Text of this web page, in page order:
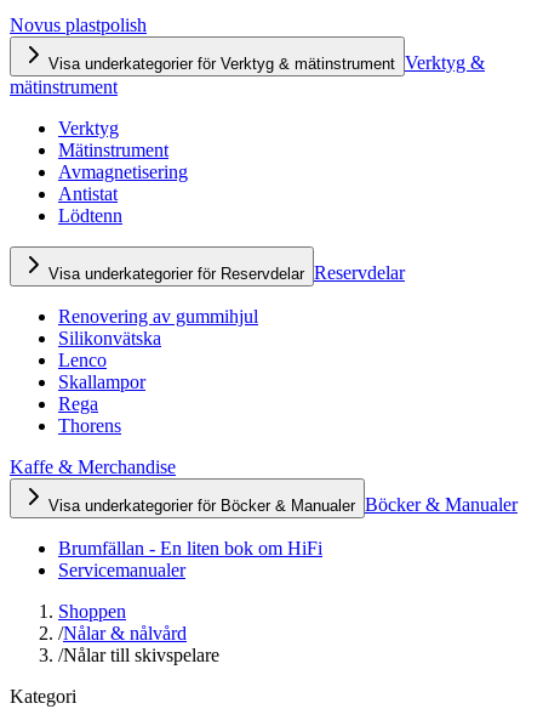
Novus plastpolish
Visa underkategorier för Verktyg & mätinstrument Verktyg &
mätinstrument
Verktyg
Mätinstrument
Avmagnetisering
Antistat
Lödtenn
Visa underkategorier för Reservdelar Reservdelar
Renovering av gummihjul
Silikonvätska
Lenco
Skallampor
Rega
Thorens
Kaffe & Merchandise
Visa underkategorier för Böcker & Manualer Böcker & Manualer
Brumfällan - En liten bok om HiFi
Servicemanualer
Shoppen
/Nålar & nålvård
/Nålar till skivspelare
Kategori